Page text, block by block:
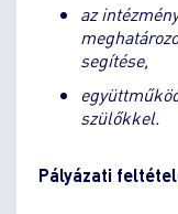
az
segítése,
szülőkkel.
Pályázati